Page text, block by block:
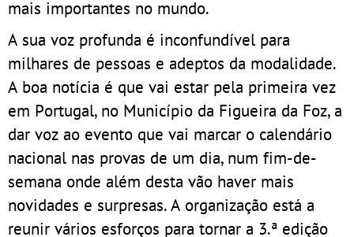
mais importantes no mundo.
A sua voz profunda é inconfundível para
milhares de pessoas e adeptos da modalidade.
A boa notícia é que vai estar pela primeira vez
em Portugal, no Município da Figueira da Foz, a
dar voz ao evento que vai marcar o calendário
nacional nas provas de um dia, num fim-de-
semana onde além desta vão haver mais
novidades e surpresas. A organização está a
reunir vários esforços para tornar a 3.ª edição